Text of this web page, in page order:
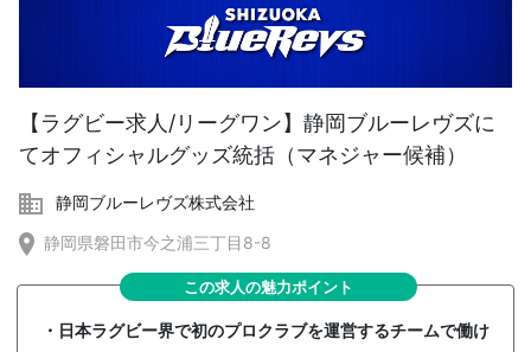
【ラグビー求人/リーグワン】静岡ブルーレヴズに
てオフィシャルグッズ統括（マネジャー候補）
静岡ブルーレヴズ株式会社
静岡県磐田市今之浦三丁目8-8
この求人の魅力ポイント
・日本ラグビー界で初のプロクラブを運営するチームで働け